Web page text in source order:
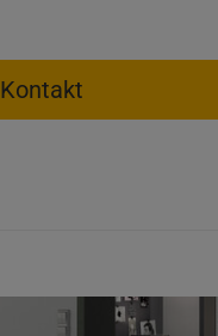
Kontakt